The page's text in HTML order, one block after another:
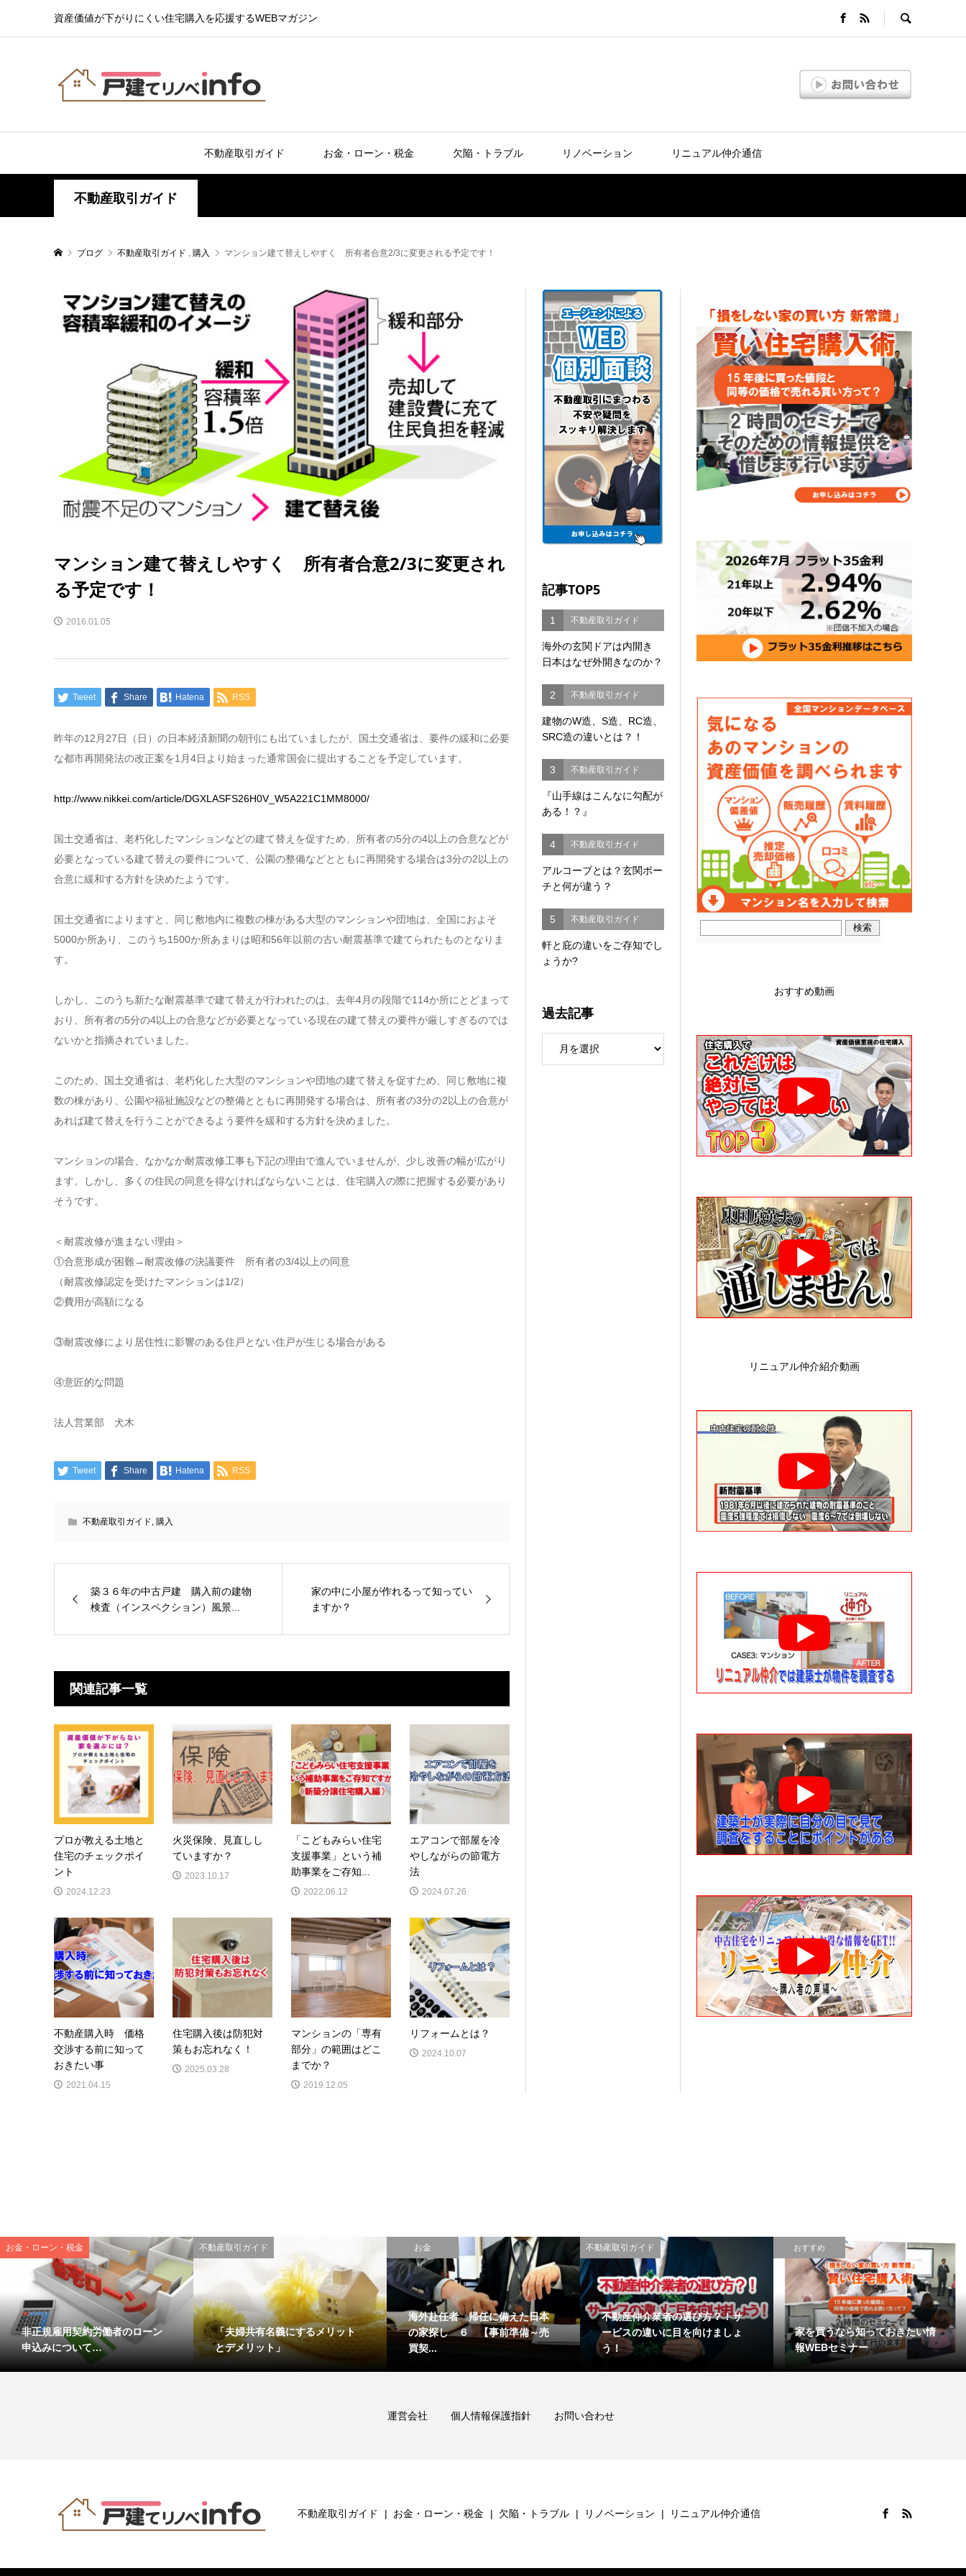
資産価値が下がりにくい住宅購入を応援するWEBマガジン
不動産取引ガイド お金・ローン・税金 欠陥・トラブル リノベーション リニュアル仲介通信
不動産取引ガイド
ブログ 不動産取引ガイド , 購入 マンション建て替えしやすく 所有者合意2/3に変更される予定です！
マンション建て替えしやすく 所有者合意2/3に変更され
る予定です！
2016.01.05
Tweet Share Hatena RSS
昨年の12月27日（日）の日本経済新聞の朝刊にも出ていましたが、国土交通省は、要件の緩和に必要
な都市再開発法の改正案を1月4日より始まった通常国会に提出することを予定しています。
http://www.nikkei.com/article/DGXLASFS26H0V_W5A221C1MM8000/
国土交通省は、老朽化したマンションなどの建て替えを促すため、所有者の5分の4以上の合意などが
必要となっている建て替えの要件について、公園の整備などとともに再開発する場合は3分の2以上の
合意に緩和する方針を決めたようです。
国土交通省によりますと、同じ敷地内に複数の棟がある大型のマンションや団地は、全国におよそ
5000か所あり、このうち1500か所あまりは昭和56年以前の古い耐震基準で建てられたものとなりま
す。
しかし、このうち新たな耐震基準で建て替えが行われたのは、去年4月の段階で114か所にとどまって
おり、所有者の5分の4以上の合意などが必要となっている現在の建て替えの要件が厳しすぎるのでは
ないかと指摘されていました。
このため、国土交通省は、老朽化した大型のマンションや団地の建て替えを促すため、同じ敷地に複
数の棟があり、公園や福祉施設などの整備とともに再開発する場合は、所有者の3分の2以上の合意が
あれば建て替えを行うことができるよう要件を緩和する方針を決めました。
マンションの場合、なかなか耐震改修工事も下記の理由で進んでいませんが、少し改善の幅が広がり
ます。しかし、多くの住民の同意を得なければならないことは、住宅購入の際に把握する必要があり
そうです。
＜耐震改修が進まない理由＞
①合意形成が困難→耐震改修の決議要件 所有者の3/4以上の同意
（耐震改修認定を受けたマンションは1/2）
②費用が高額になる
③耐震改修により居住性に影響のある住戸とない住戸が生じる場合がある
④意匠的な問題
法人営業部 犬木
Tweet Share Hatena RSS
不動産取引ガイド 購入
築３６年の中古戸建 購入前の建物
検査（インスペクション）風景...
家の中に小屋が作れるって知ってい
ますか？
関連記事一覧
プロが教える土地と
住宅のチェックポイ
ント
2024.12.23
火災保険、見直しし
ていますか？
2023.10.17
「こどもみらい住宅
支援事業」という補
助事業をご存知...
2022.06.12
エアコンで部屋を冷
やしながらの節電方
法
2024.07.26
不動産購入時 価格
交渉する前に知って
おきたい事
2021.04.15
住宅購入後は防犯対
策もお忘れなく！
2025.03.28
マンションの「専有
部分」の範囲はどこ
までか？
2019.12.05
リフォームとは？
2024.10.07
記事TOP5
1 不動産取引ガイド
海外の玄関ドアは内開き
日本はなぜ外開きなのか？
2 不動産取引ガイド
建物のW造、S造、RC造、
SRC造の違いとは？！
3 不動産取引ガイド
『山手線はこんなに勾配が
ある！？』
4 不動産取引ガイド
アルコーブとは？玄関ポー
チと何が違う？
5 不動産取引ガイド
軒と庇の違いをご存知でし
ょうか?
過去記事
おすすめ動画
リニュアル仲介紹介動画
お金・ローン・税金
非正規雇用契約労働者のローン
申込みについて…
不動産取引ガイド
「夫婦共有名義にするメリット
とデメリット」
お金
海外赴任者 帰任に備えた日本
の家探し ６ 【事前準備～売
買契...
不動産取引ガイド
不動産仲介業者の選び方？！サ
ービスの違いに目を向けましょ
う！
おすすめ
家を買うなら知っておきたい情
報WEBセミナー
運営会社 個人情報保護指針 お問い合わせ
不動産取引ガイド お金・ローン・税金 欠陥・トラブル リノベーション リニュアル仲介通信